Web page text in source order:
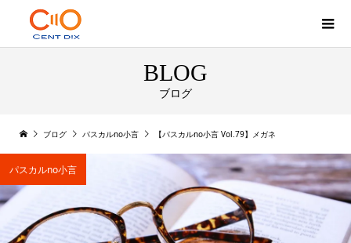
BLOG
ブログ
ブログ パスカルno小言 【パスカルno小言 Vol.79】メガネ
パスカルno小言